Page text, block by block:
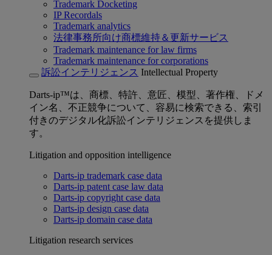
Trademark Docketing
IP Recordals
Trademark analytics
法律事務所向け商標維持＆更新サービス
Trademark maintenance for law firms
Trademark maintenance for corporations
訴訟インテリジェンス Intellectual Property
Darts-ip™は、商標、特許、意匠、模型、著作権、ドメ
イン名、不正競争について、容易に検索できる、索引
付きのデジタル化訴訟インテリジェンスを提供しま
す。
Litigation and opposition intelligence
Darts-ip trademark case data
Darts-ip patent case law data
Darts-ip copyright case data
Darts-ip design case data
Darts-ip domain case data
Litigation research services